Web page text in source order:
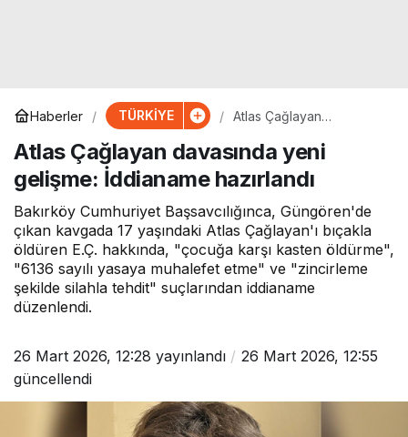
Haberler TÜRKİYE
Atlas Çağlayan
İddianame hazırlandı
Atlas Çağlayan davasında yeni
gelişme: İddianame hazırlandı
Bakırköy Cumhuriyet Başsavcılığınca, Güngören'de
çıkan kavgada 17 yaşındaki Atlas Çağlayan'ı bıçakla
öldüren E.Ç. hakkında, "çocuğa karşı kasten öldürme",
"6136 sayılı yasaya muhalefet etme" ve "zincirleme
şekilde silahla tehdit" suçlarından iddianame
düzenlendi.
26 Mart 2026, 12:28 yayınlandı
26 Mart 2026, 12:55
güncellendi